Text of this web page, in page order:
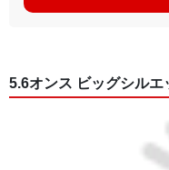
5.6オンス ビッグシル